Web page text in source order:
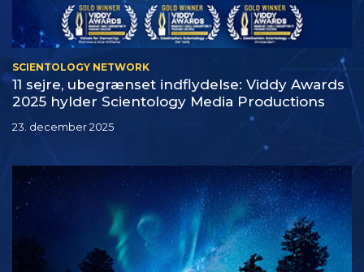
SCIENTOLOGY NETWORK
11 sejre, ubegrænset indflydelse: Viddy Awards
2025 hylder Scientology Media Productions
23. december 2025